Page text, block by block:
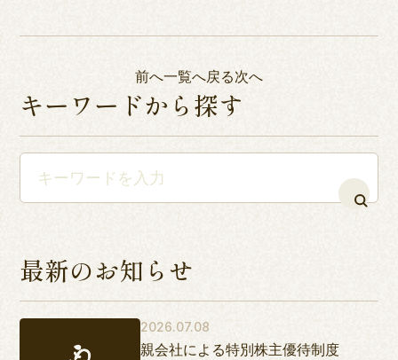
前へ一覧へ戻る次へ
キーワードから探す
最新のお知らせ
2026.07.08
親会社による特別株主優待制度